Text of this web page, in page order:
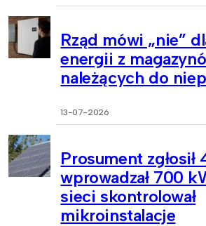
Rząd mówi „nie”
energii z
należących do
13-07-2026
Prosument zgłosił
wprowadzał 700
sieci skontrolował
mikroinstalacje